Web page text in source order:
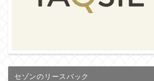
セゾンのリースバック